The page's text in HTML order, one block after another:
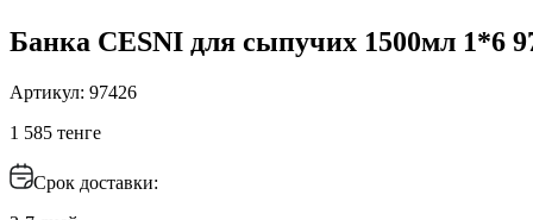
Банка CESNI для сыпучих 1500мл 1*6
Артикул: 97426
1 585 тенге
Срок доставки: